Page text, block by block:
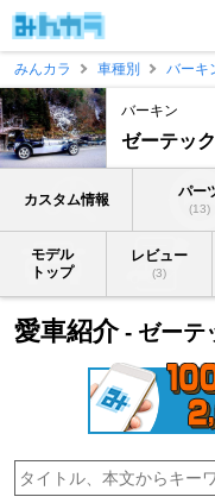
みんカラ
車種別 バーキ
バーキン
ゼーテッ
カスタム情報 パー
(13)
モデル
トップ
レビュー
(3)
愛車紹介- ゼーテ